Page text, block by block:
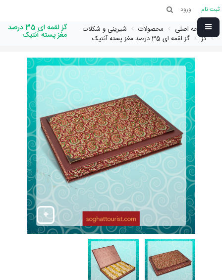
ثبت نام ورود
صفحه اصلی محصولات
شیرینی و شکلات
گز
گز لقمه ای 35 درصد مغز پسته آنتیک
گز لقمه ای 35 درصد
مغز پسته آنتیک